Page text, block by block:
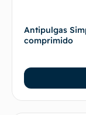
Antipulgas
comprimido